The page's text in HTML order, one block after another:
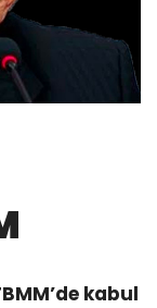
kabul